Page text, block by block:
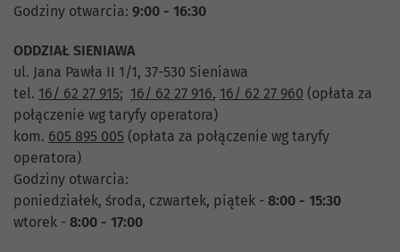
Godziny otwarcia: 9:00 - 16:30
ODDZIAŁ SIENIAWA
ul. Jana Pawła II 1/1, 37-530 Sieniawa
tel. 16/ 62 27 915; 16/ 62 27 916, 16/ 62 27 960 (opłata za
połączenie wg taryfy operatora)
kom. 605 895 005 (opłata za połączenie wg taryfy
operatora)
Godziny otwarcia:
poniedziałek, środa, czwartek, piątek - 8:00 - 15:30
wtorek - 8:00 - 17:00